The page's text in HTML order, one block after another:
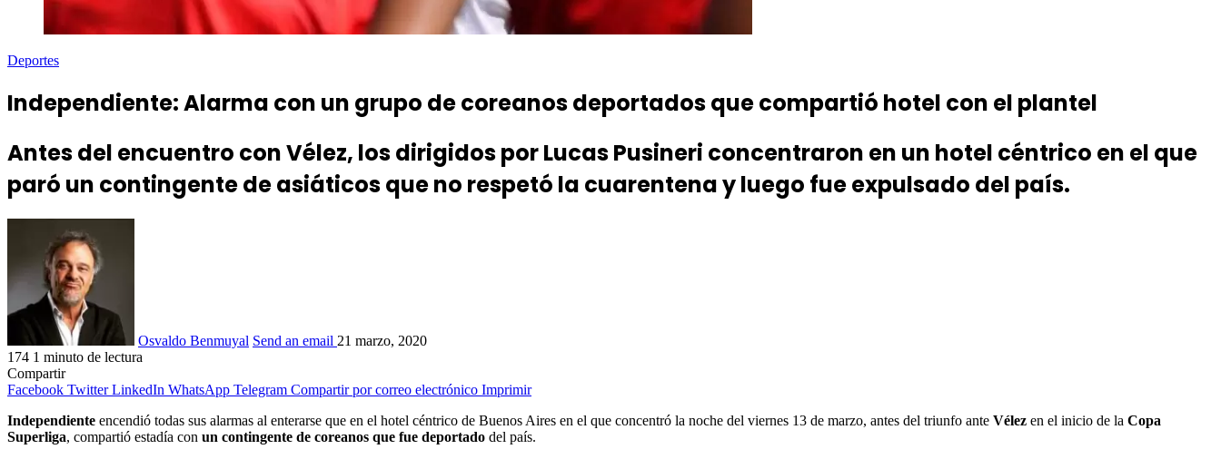
Deportes
Independiente: Alarma con un grupo de coreanos deportados que compartió hotel con el plantel
Antes del encuentro con Vélez, los dirigidos por Lucas Pusineri concentraron en un hotel céntrico en el que
paró un contingente de asiáticos que no respetó la cuarentena y luego fue expulsado del país.
Osvaldo Benmuyal Send an email 21 marzo, 2020
174 1 minuto de lectura
Compartir
Facebook Twitter LinkedIn WhatsApp Telegram Compartir por correo electrónico Imprimir
Independiente encendió todas sus alarmas al enterarse que en el hotel céntrico de Buenos Aires en el que concentró la noche del viernes 13 de marzo, antes del triunfo ante Vélez en el inicio de la Copa
Superliga, compartió estadía con un contingente de coreanos que fue deportado del país.